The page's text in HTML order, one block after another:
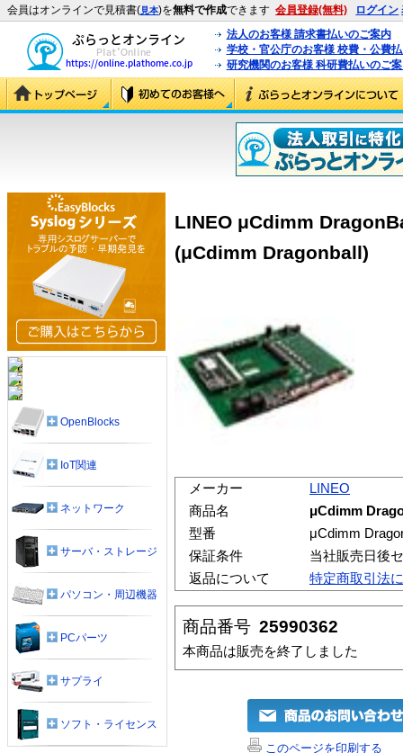
会員はオンラインで見積書(見本)を無料で作成できます 会員登録(無料) ログイン
法人のお客様 請求書払いのご案内
学校・官公庁のお客様 校費・公費
研究機関のお客様 科研費払いのご
LINEO μCdimm
(μCdimm Dragonball)
メーカー
LINEO
商品名
μCdimm
型番
μCdimm
保証条件
当社販売日後
返品について
特定商取引法
商品番号 25990362
本商品は販売を終了しました
このページを印刷する
OpenBlocks
IoT関連
ネットワーク
サーバ・ストレージ
パソコン・周辺機器
PCパーツ
サプライ
ソフト・ライセンス